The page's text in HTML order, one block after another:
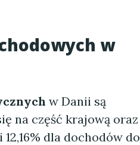
w
w Danii są
na część krajową oraz
dla dochodów do